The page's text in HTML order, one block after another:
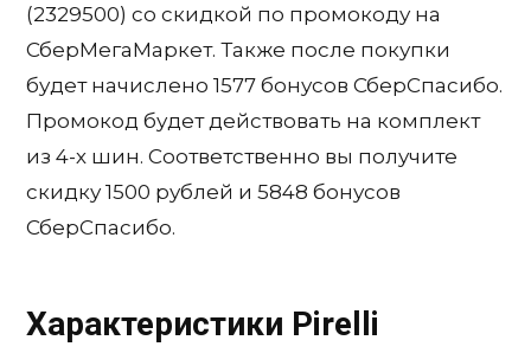
(2329500) со скидкой по промокоду на
СберМегаМаркет. Также после покупки
будет начислено 1577 бонусов СберСпасибо.
Промокод будет действовать на комплект
из 4-х шин. Соответственно вы получите
скидку 1500 рублей и 5848 бонусов
СберСпасибо.
Характеристики Pirelli